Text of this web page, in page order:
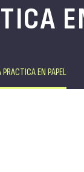
PRACTICA EN PAPEL